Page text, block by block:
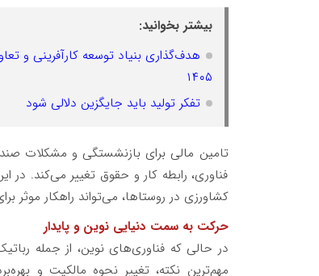
بیشتر بخوانید:
۱۴۰۵
تفکر تولید باید جایگزین دلالی شود
تامین مالی برای بازنشستگی و مشکلات
فناوری، رابطه کار و حقوق تغییر می‌کند. در
کشاورزی در روستاها، می‌تواند راهکار موثر
حرکت به سمت دنیایی نوین و پایدار
در حالی که فناوری‌های نوین، از جمله
مهم‌ترین نکته، تغییر نحوه مالکیت و